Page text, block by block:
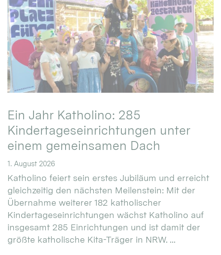
Ein Jahr Katholino: 285
Kindertageseinrichtungen unter
einem gemeinsamen Dach
1. August 2026
Katholino feiert sein erstes Jubiläum und erreicht
gleichzeitig den nächsten Meilenstein: Mit der
Übernahme weiterer 182 katholischer
Kindertageseinrichtungen wächst Katholino auf
insgesamt 285 Einrichtungen und ist damit der
größte katholische Kita-Träger in NRW. ...